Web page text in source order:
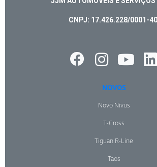
CNPJ: 17.426.228/0001-40
NOVOS
Novo Nivus
T-Cross
Tiguan R-Line
Taos